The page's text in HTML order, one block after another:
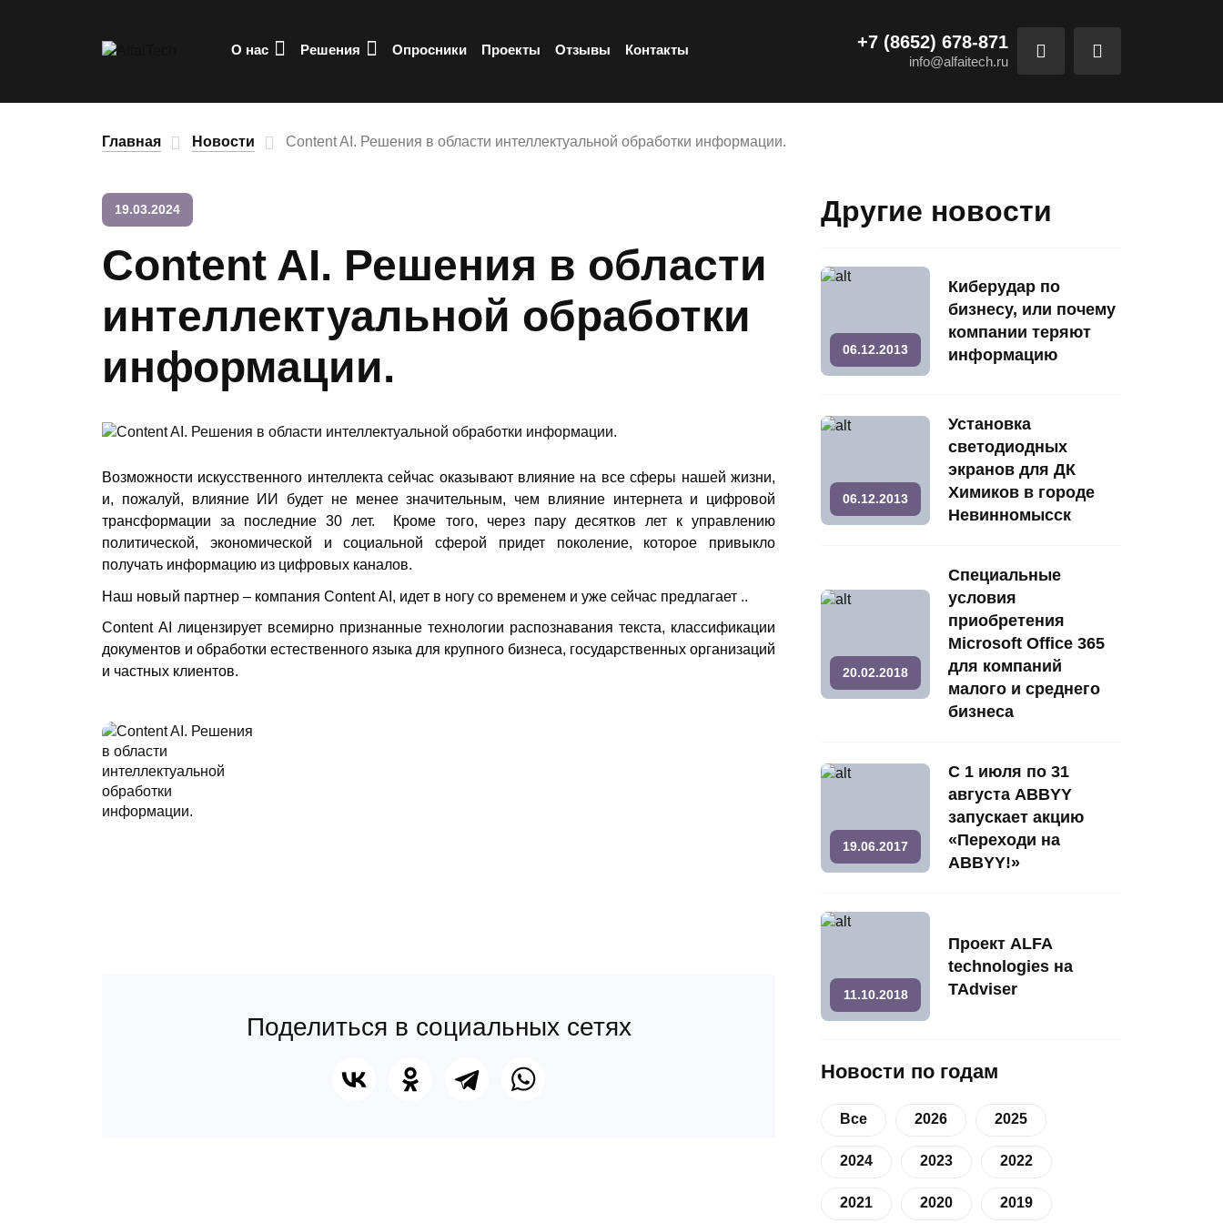
О нас Решения Опросники Проекты Отзывы Контакты +7 (8652) 678-871
info@alfaitech.ru
Главная Новости Content AI. Решения в области интеллектуальной обработки информации.
19.03.2024
Content AI. Решения в области
интеллектуальной обработки
информации.
Возможности искусственного интеллекта сейчас оказывают влияние на все сферы нашей жизни,
и, пожалуй, влияние ИИ будет не менее значительным, чем влияние интернета и цифровой
трансформации за последние 30 лет. Кроме того, через пару десятков лет к управлению
политической, экономической и социальной сферой придет поколение, которое привыкло
получать информацию из цифровых каналов.
Наш новый партнер – компания Content AI, идет в ногу со временем и уже сейчас предлагает ..
Content AI лицензирует всемирно признанные технологии распознавания текста, классификации
документов и обработки естественного языка для крупного бизнеса, государственных организаций
и частных клиентов.
Поделиться в социальных сетях
Другие новости
06.12.2013
Киберудар по
бизнесу, или почему
компании теряют
информацию
06.12.2013
Установка
светодиодных
экранов для ДК
Химиков в городе
Невинномысск
20.02.2018
Специальные
условия
приобретения
Microsoft Office 365
для компаний
малого и среднего
бизнеса
19.06.2017
С 1 июля по 31
августа ABBYY
запускает акцию
«Переходи на
ABBYY!»
11.10.2018
Проект ALFA
technologies на
TAdviser
Новости по годам
Все 2026 2025
2024 2023 2022
2021 2020 2019